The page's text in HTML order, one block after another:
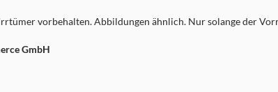
vorbehalten. Abbildungen ähnlich. Nur solange der
GmbH